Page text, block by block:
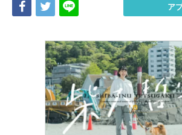
Share Tweet ア